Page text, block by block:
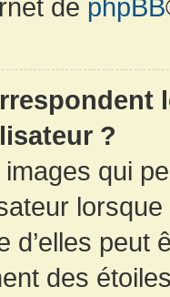
de phpBB
?
qui
d’elles
des